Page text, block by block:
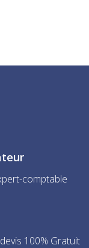
comptable
100% Gratuit